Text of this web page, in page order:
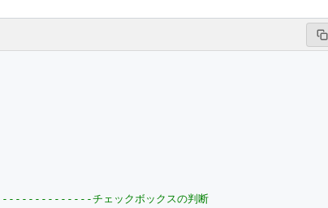
チェックボックスの判断